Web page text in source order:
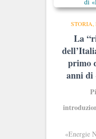
STORIA,
La
primo
anni di
«Energie